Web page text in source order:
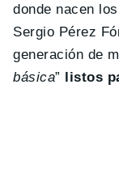
donde nacen
Sergio Pérez
generación de
básica” listos